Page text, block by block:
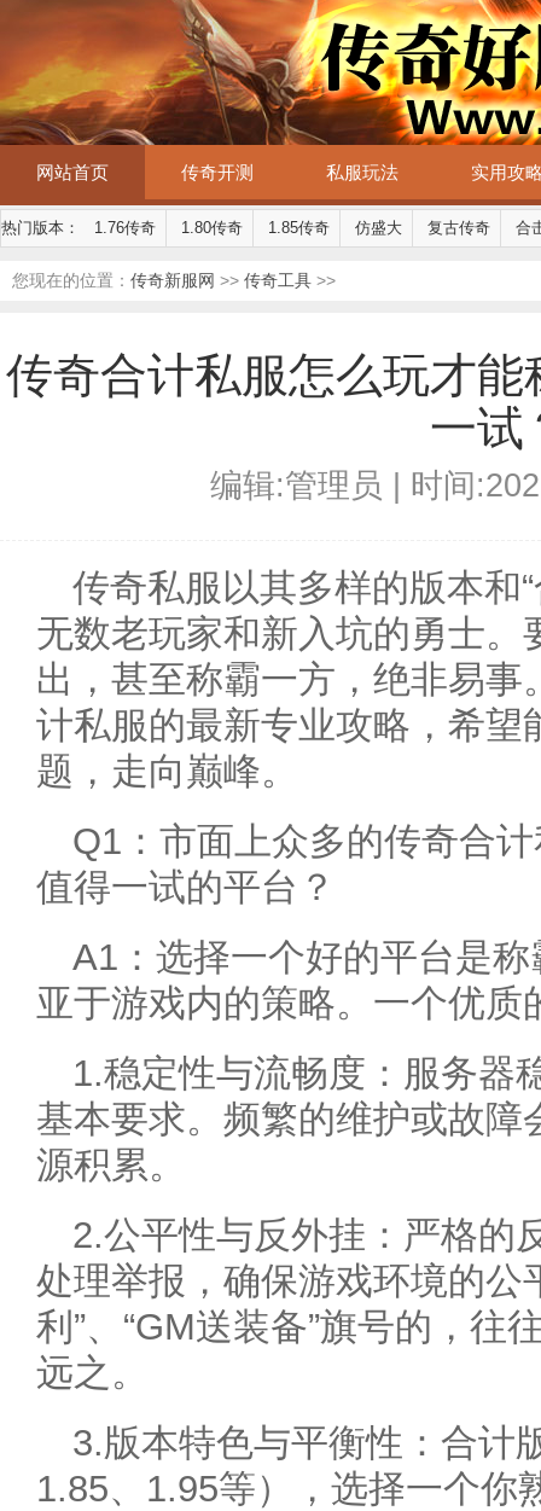
网站首页 传奇开测 私服玩法 实用攻
热门版本： 1.76传奇 1.80传奇 1.85传奇 仿盛大 复古传奇 合
您现在的位置： 传奇新服网 >> 传奇工具 >>
传奇合计私服怎么玩才
一试
编辑:管理员 | 时间
传奇私服以其多样的版本和
无数老玩家和新入坑的勇士。
出，甚至称霸一方，绝非易
计私服的最新专业攻略，希望
题，走向巅峰。
Q1：市面上众多的传奇合
值得一试的平台？
A1：选择一个好的平台是
亚于游戏内的策略。一个优
1.稳定性与流畅度：服务器
基本要求。频繁的维护或故障
源积累。
2.公平性与反外挂：严格的
处理举报，确保游戏环境的公
利”、“GM送装备”旗号的，往
远之。
3.版本特色与平衡性：合计
1.85、1.95等），选择一个你